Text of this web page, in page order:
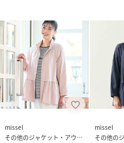
missel
その他のジャケット・アウター
missel